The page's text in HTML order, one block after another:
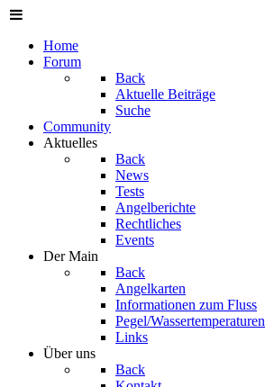
Home
Forum
Back
Aktuelle Beiträge
Suche
Community
Aktuelles
Back
News
Tests
Angelberichte
Rechtliches
Events
Der Main
Back
Angelkarten
Informationen zum Fluss
Pegel/Wassertemperaturen
Links
Über uns
Back